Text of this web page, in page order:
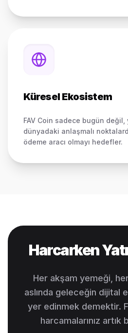
Küresel Ekosistem
FAV Coin sadece bugün değil,
dünyadaki anlaşmalı
ödeme aracı olmayı hedefler.
Harcarken
Her akşam yemeği,
aslında geleceğin dijital
yer edinmek demektir.
harcamalarınız